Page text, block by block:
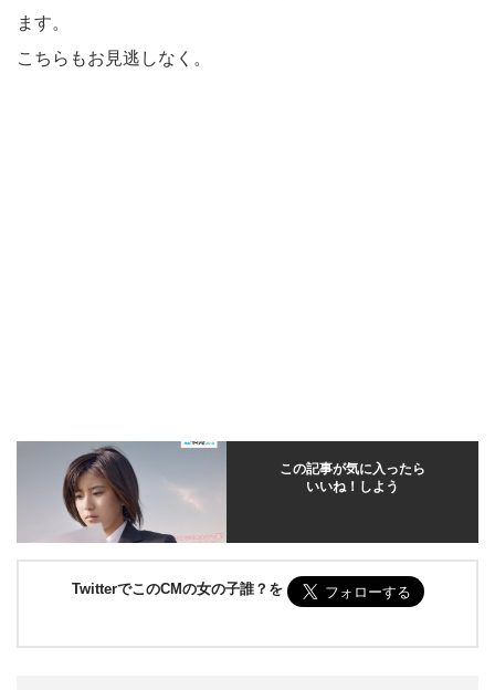
ます。
こちらもお見逃しなく。
この記事が気に入ったら
いいね！しよう
TwitterでこのCMの女の子誰？を